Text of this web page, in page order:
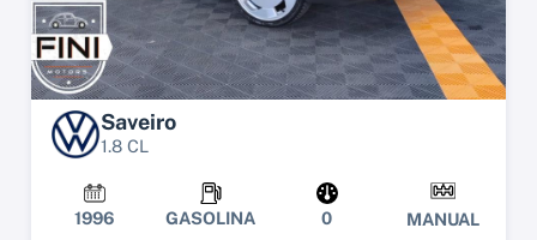
Saveiro
1.8 CL
1996 GASOLINA 0 MANUAL